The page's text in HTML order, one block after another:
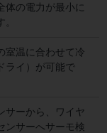
体の電力が最小に
室温に合わせて冷
ライ）が可能で
サーから、ワイヤ
ンサーへサーモ検